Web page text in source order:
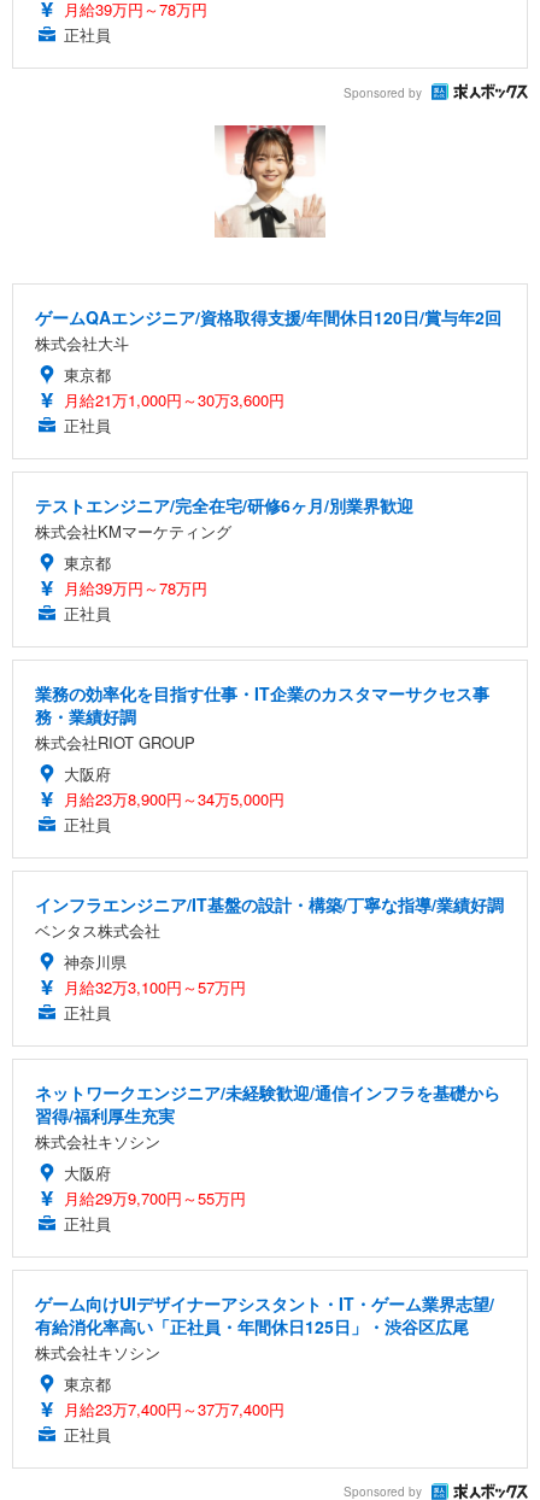
月給39万円～78万円
正社員
Sponsored by
ゲームQAエンジニア/資格取得支援/年間休日120日/賞与年2回
株式会社大斗
東京都
月給21万1,000円～30万3,600円
正社員
テストエンジニア/完全在宅/研修6ヶ月/別業界歓迎
株式会社KMマーケティング
東京都
月給39万円～78万円
正社員
業務の効率化を目指す仕事・IT企業のカスタマーサクセス事
務・業績好調
株式会社RIOT GROUP
大阪府
月給23万8,900円～34万5,000円
正社員
インフラエンジニア/IT基盤の設計・構築/丁寧な指導/業績好調
ベンタス株式会社
神奈川県
月給32万3,100円～57万円
正社員
ネットワークエンジニア/未経験歓迎/通信インフラを基礎から
習得/福利厚生充実
株式会社キソシン
大阪府
月給29万9,700円～55万円
正社員
ゲーム向けUIデザイナーアシスタント・IT・ゲーム業界志望/
有給消化率高い「正社員・年間休日125日」・渋谷区広尾
株式会社キソシン
東京都
月給23万7,400円～37万7,400円
正社員
Sponsored by